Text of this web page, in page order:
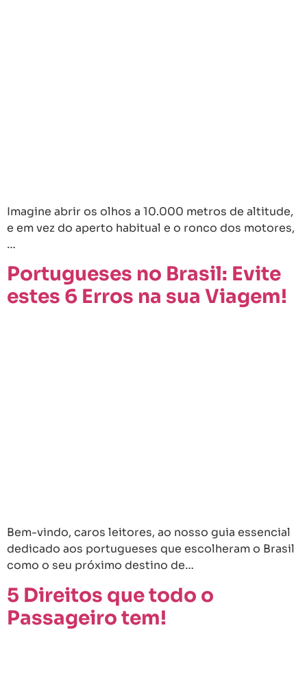
Imagine abrir os olhos a 10.000 metros de altitude,
e em vez do aperto habitual e o ronco dos motores,
…
Portugueses no Brasil: Evite
estes 6 Erros na sua Viagem!
Bem-vindo, caros leitores, ao nosso guia essencial
dedicado aos portugueses que escolheram o Brasil
como o seu próximo destino de…
5 Direitos que todo o
Passageiro tem!